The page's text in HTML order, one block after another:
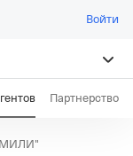
Войти
Партнерство